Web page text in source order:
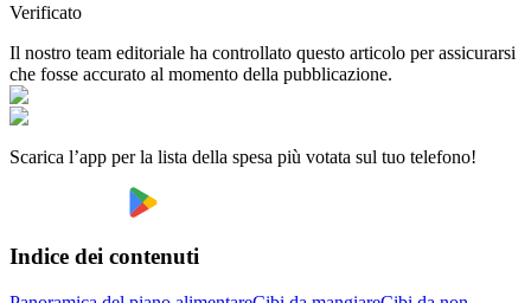
Verificato
Il nostro team editoriale ha controllato questo articolo per assicurarsi
che fosse accurato al momento della pubblicazione.
Scarica l’app per la lista della spesa più votata sul tuo telefono!
Indice dei contenuti